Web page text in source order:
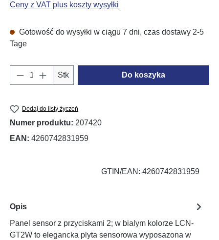
Ceny z VAT plus koszty wysyłki
Gotowość do wysyłki w ciągu 7 dni, czas dostawy 2-5
Tage
Ilość produktu: Wprowadź żądaną ilość
Stk Do koszyka
Dodaj do listy życzeń
Numer produktu: 207420
EAN: 4260742831959
GTIN/EAN: 4260742831959
Opis
Panel sensor z przyciskami 2; w bialym kolorze LCN-
GT2W to elegancka plyta sensorowa wyposazona w